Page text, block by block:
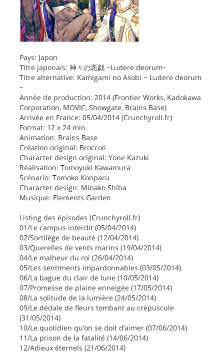
Pays: Japon
Titre japonais: 神々の悪戯 ~Ludere deorum~
Titre alternative: Kamigami no Asobi ~ Ludere deorum
~
Année de production: 2014 (Frontier Works, Kadokawa
Corporation, MOVIC, Showgate, Brains Base)
Arrivée en France: 05/04/2014 (Crunchyroll.fr)
Format: 12 x 24 min.
Animation: Brains Base
Création original: Broccoli
Character design original: Yone Kazuki
Réalisation: Tomoyuki Kawamura
Scénario: Tomoko Konparu
Character design: Minako Shiba
Musique: Elements Garden
Listing des épisodes (Crunchyroll.fr)
01/Le campus interdit (05/04/2014)
02/Sortilège de beauté (12/04/2014)
03/Querelles de vents marins (19/04/2014)
04/Le malheur du roi (26/04/2014)
05/Les sentiments impardonnables (03/05/2014)
06/La bague du clair de lune (10/05/2014)
07/Promesse de plaine enneigée (17/05/2014)
08/La solitude de la lumière (24/05/2014)
09/Le dédale de fleurs tombant au crépuscule
(31/05/2014)
10/Le quotidien qu’on se doit d’aimer (07/06/2014)
11/La prison de la fatalité (14/06/2014)
12/Adieux éternels (21/06/2014)